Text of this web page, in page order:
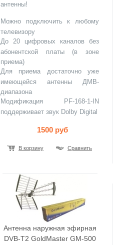
антенны!
Можно подключить к любому
телевизору
До 20 цифровых каналов без
абонентской платы (в зоне
приема)
Для приема достаточно уже
имеющейся антенны ДМВ-
диапазона
Модификация PF-168-1-IN
поддерживает звук Dolby Digital
1500 руб
В корзину Сравнить
Антенна наружная эфирная
DVB-T2 GoldMaster GM-500